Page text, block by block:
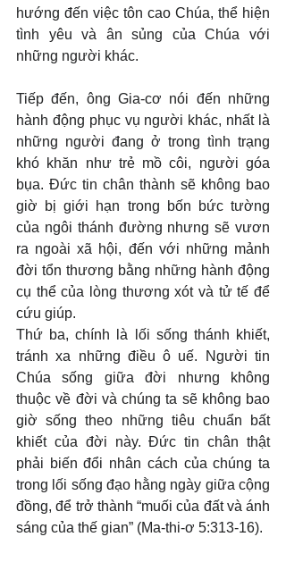
hướng đến việc tôn cao Chúa, thể hiện
tình yêu và ân sủng của Chúa với
những người khác.
Tiếp đến, ông Gia-cơ nói đến những
hành động phục vụ người khác, nhất là
những người đang ở trong tình trạng
khó khăn như trẻ mồ côi, người góa
bụa. Đức tin chân thành sẽ không bao
giờ bị giới hạn trong bốn bức tường
của ngôi thánh đường nhưng sẽ vươn
ra ngoài xã hội, đến với những mảnh
đời tổn thương bằng những hành động
cụ thể của lòng thương xót và tử tế để
cứu giúp.
Thứ ba, chính là lối sống thánh khiết,
tránh xa những điều ô uế. Người tin
Chúa sống giữa đời nhưng không
thuộc về đời và chúng ta sẽ không bao
giờ sống theo những tiêu chuẩn bất
khiết của đời này. Đức tin chân thật
phải biến đổi nhân cách của chúng ta
trong lối sống đạo hằng ngày giữa cộng
đồng, để trở thành “muối của đất và ánh
sáng của thế gian” (Ma-thi-ơ 5:313-16).